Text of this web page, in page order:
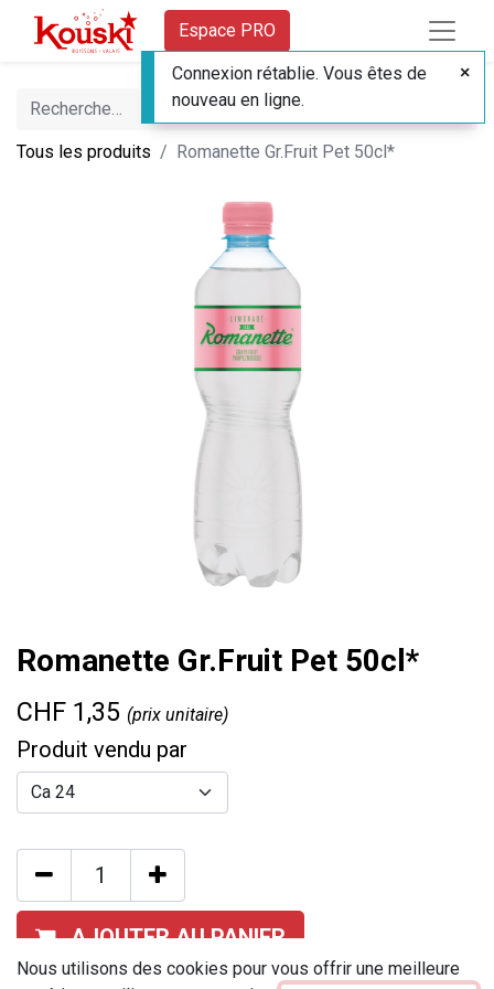
Espace PRO
Tous les produits Romanette Gr.Fruit Pet 50cl*
Romanette Gr.Fruit Pet 50cl*
CHF 1,35 (prix unitaire)
Produit vendu par
AJOUTER AU PANIER
Nous utilisons des cookies pour vous offrir une meilleure
Connexion rétablie. Vous êtes de
nouveau en ligne.